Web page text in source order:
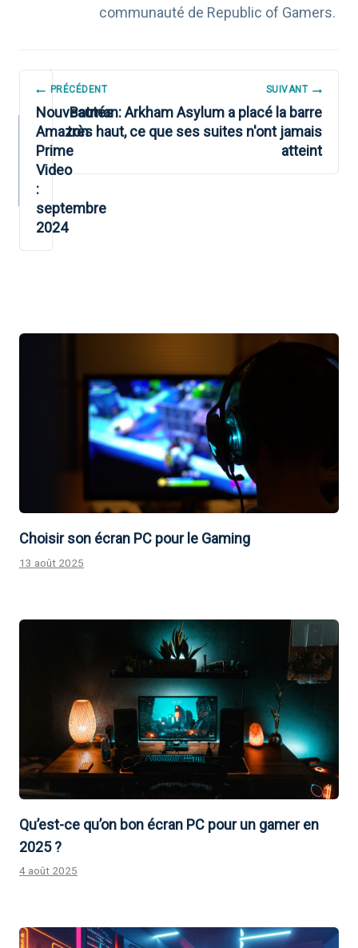
communauté de Republic of Gamers.
NAVIGATION
DE
L’ARTICLE
PRÉCÉDENT
Nouveautés
Amazon
Prime
Video
:
septembre
2024
SUIVANT
Batman: Arkham Asylum a placé la barre
très haut, ce que ses suites n'ont jamais
atteint
Choisir son écran PC pour le Gaming
13 août 2025
Qu’est-ce qu’on bon écran PC pour un gamer en
2025 ?
4 août 2025